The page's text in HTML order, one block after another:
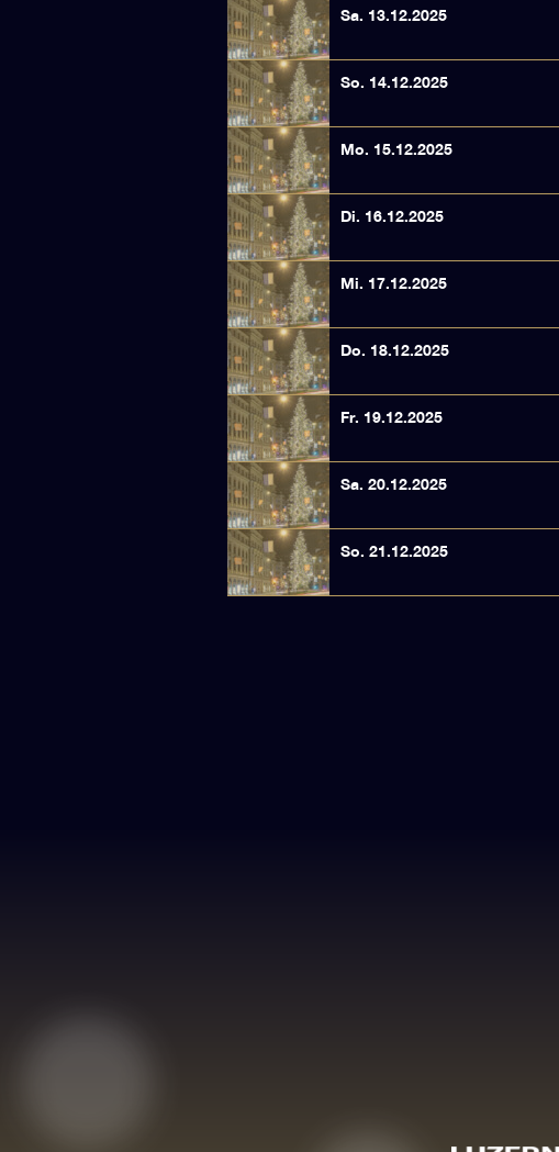
Sa. 13.12.2025
So. 14.12.2025
Mo. 15.12.2025
Di. 16.12.2025
Mi. 17.12.2025
Do. 18.12.2025
Fr. 19.12.2025
Sa. 20.12.2025
So. 21.12.2025